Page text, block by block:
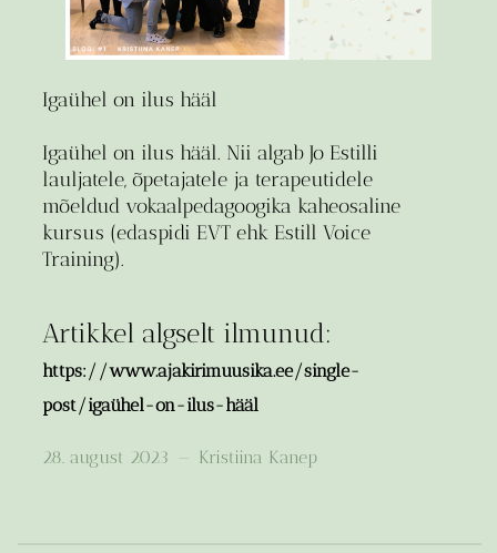
Igaühel on ilus hääl
Igaühel on ilus hääl. Nii algab Jo Estilli
lauljatele, õpetajatele ja terapeutidele
mõeldud vokaalpedagoogika kaheosaline
kursus (edaspidi EVT ehk Estill Voice
Training).
Artikkel algselt ilmunud:
https://www.ajakirimuusika.ee/single-
post/igaühel-on-ilus-hääl
28. august 2023 — Kristiina Kanep